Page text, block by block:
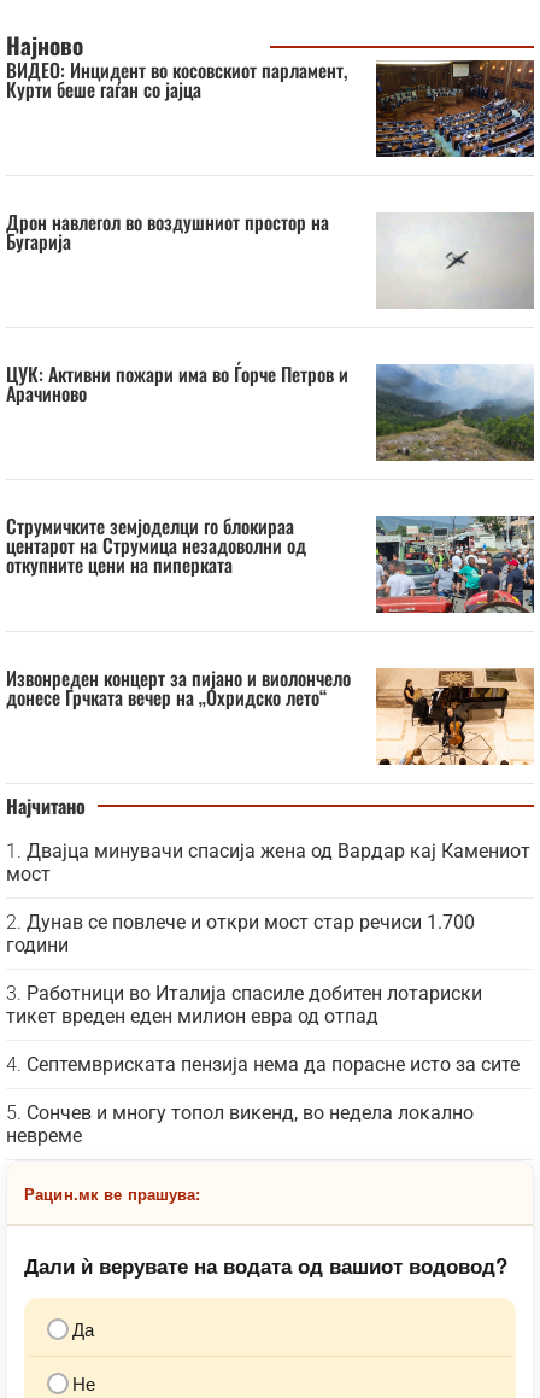
Најново
ВИДЕО: Инцидент во косовскиот парламент,
Курти беше гаѓан со јајца
Дрон навлегол во воздушниот простор на
Бугарија
ЦУК: Активни пожари има во Ѓорче Петров и
Арачиново
Струмичките земјоделци го блокираа
центарот на Струмица незадоволни од
откупните цени на пиперката
Извонреден концерт за пијано и виолончело
донесе Грчката вечер на „Охридско лето“
Најчитано
Двајца минувачи спасија жена од Вардар кај Камениот
мост
Дунав се повлече и откри мост стар речиси 1.700
години
Работници во Италија спасиле добитен лотариски
тикет вреден еден милион евра од отпад
Септемвриската пензија нема да порасне исто за сите
Сончев и многу топол викенд, во недела локално
невреме
Рацин.мк ве прашува:
Дали ѝ верувате на водата од вашиот водовод?
Да
Не